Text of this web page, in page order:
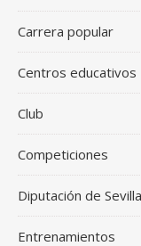
Carrera popular
Centros educativos
Club
Competiciones
Diputación de Sevilla
Entrenamientos